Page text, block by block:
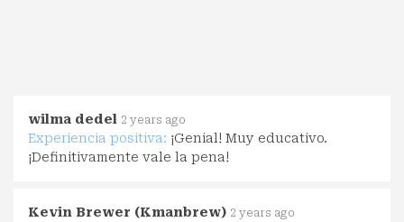
wilma dedel 2 years ago
Experiencia positiva: ¡Genial! Muy educativo.
¡Definitivamente vale la pena!
Kevin Brewer (Kmanbrew) 2 years ago